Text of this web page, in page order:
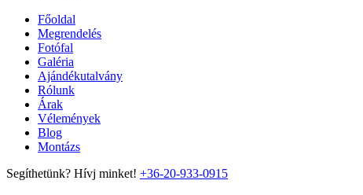
Főoldal
Megrendelés
Fotófal
Galéria
Ajándékutalvány
Rólunk
Árak
Vélemények
Blog
Montázs
Segíthetünk? Hívj minket! +36-20-933-0915